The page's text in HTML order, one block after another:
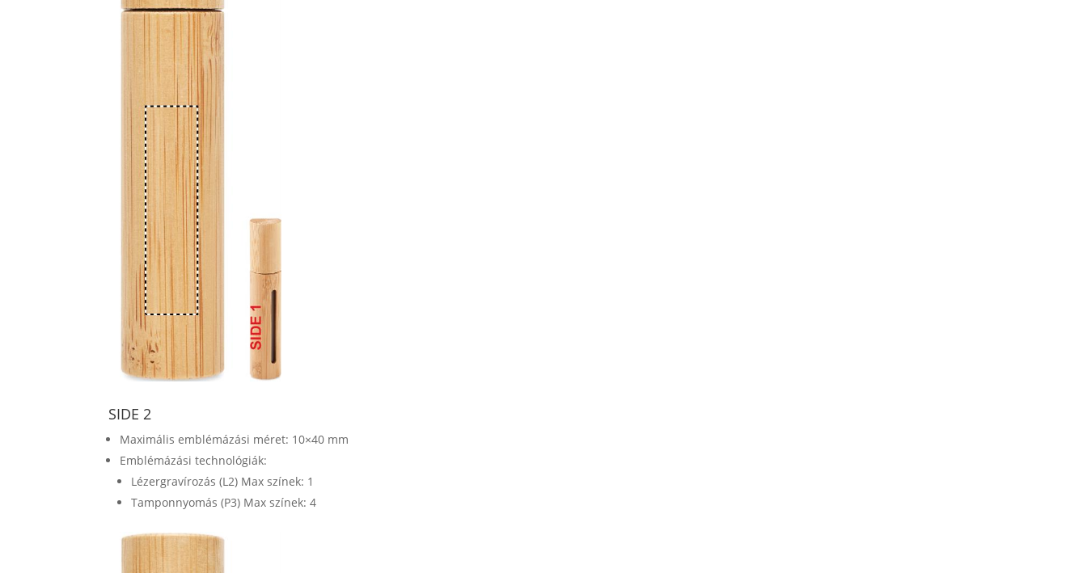
SIDE 2
Maximális emblémázási méret: 10×40 mm
Emblémázási technológiák:
Lézergravírozás (L2) Max színek: 1
Tamponnyomás (P3) Max színek: 4